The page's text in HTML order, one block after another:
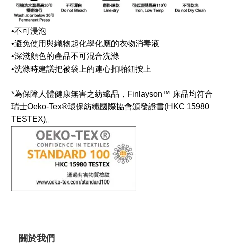
•不可浸泡
•避免使用與織物起化學化應的衣物消毒液
•深淺顏色的產品不可混合洗滌
•洗滌時建議把被袋上的連心扣啪鈕按上
*為保障人體健康無害之紡纖品，Finlayson™ 床品均符合
瑞士Oeko-Tex®環保紡纖國際協會頒發證書(HKC 15980
TESTEX)。
關於我們